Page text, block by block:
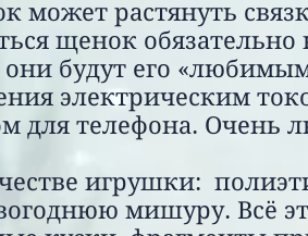
может растянуть
щенок обязательно
они будут его
электрическим
для телефона. Очень
игрушки:
мишуру. Всё